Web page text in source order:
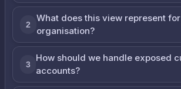
2
What does this view represent
organisation?
3
How should we handle exposed
accounts?